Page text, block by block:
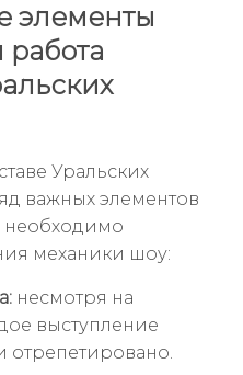
элементы
работа
Уральских
важных элементов
необходимо
механики шоу:
несмотря на
выступление
отрепетировано.